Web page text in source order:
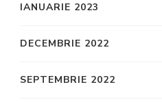
IANUARIE 2023
DECEMBRIE 2022
SEPTEMBRIE 2022